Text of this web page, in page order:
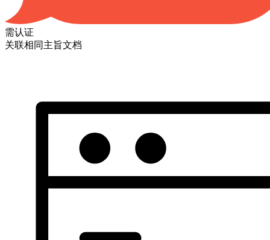
需认证
关联相同主旨文档